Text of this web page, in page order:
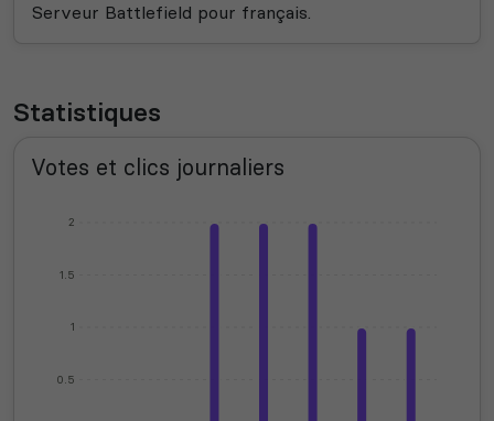
Serveur Battlefield pour français.
Statistiques
Votes et clics journaliers
0.5
1
1.5
2